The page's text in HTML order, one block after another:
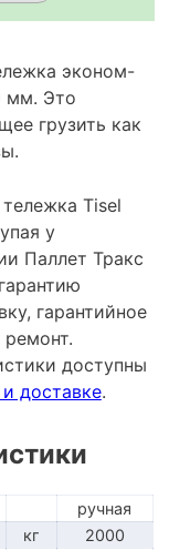
эконом-
мм. Это
грузить как
Tisel
у
Паллет Тракс
гарантийное
доступны
доставке.
ручная
кг
2000